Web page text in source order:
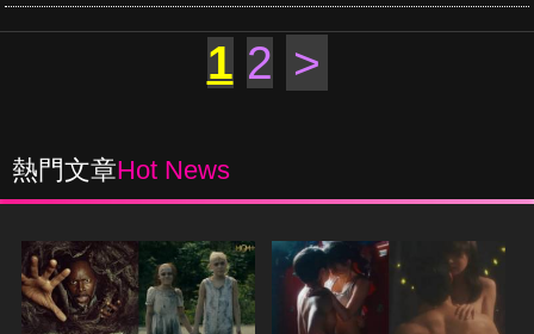
1 2 >
熱門文章Hot News